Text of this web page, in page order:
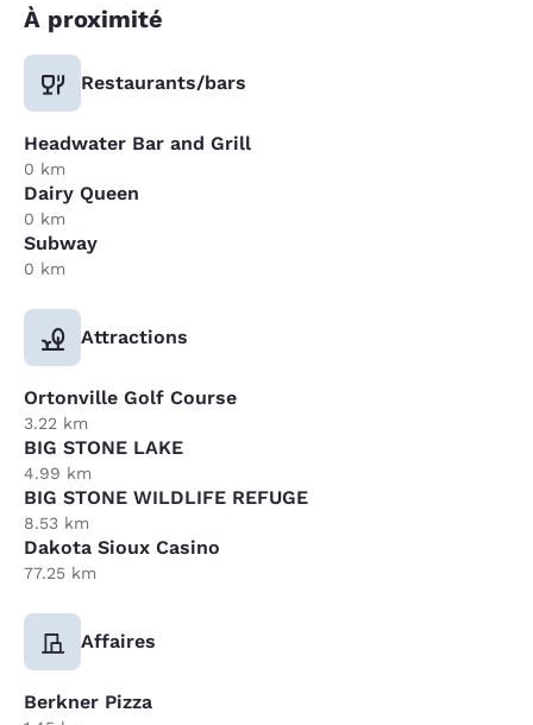
À proximité
Restaurants/bars
Headwater Bar and Grill
0 km
Dairy Queen
0 km
Subway
0 km
Attractions
Ortonville Golf Course
3.22 km
BIG STONE LAKE
4.99 km
BIG STONE WILDLIFE REFUGE
8.53 km
Dakota Sioux Casino
77.25 km
Affaires
Berkner Pizza